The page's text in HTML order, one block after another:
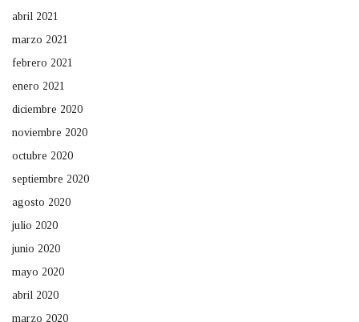
abril 2021
marzo 2021
febrero 2021
enero 2021
diciembre 2020
noviembre 2020
octubre 2020
septiembre 2020
agosto 2020
julio 2020
junio 2020
mayo 2020
abril 2020
marzo 2020